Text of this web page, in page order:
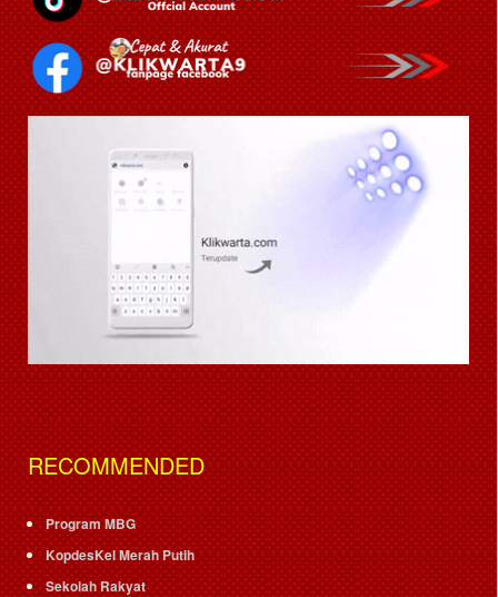
RECOMMENDED
Program MBG
KopdesKel Merah Putih
Sekolah Rakyat